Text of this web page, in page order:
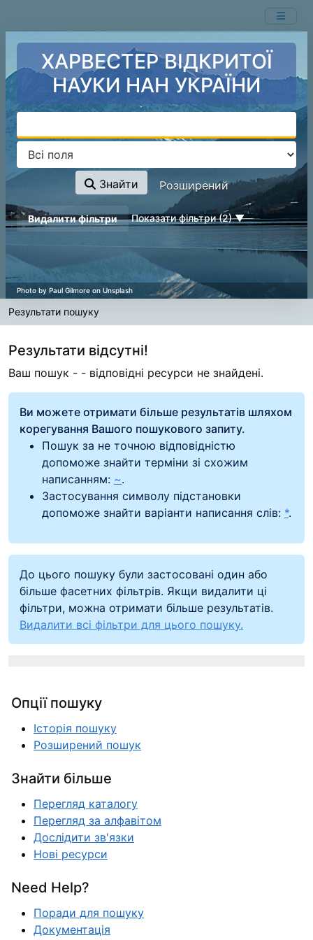
ХАРВЕСТЕР ВІДКРИТОЇ
НАУКИ НАН УКРАЇНИ
Знайти Розширений
page_reload_on_deselect_hint
Видалити фільтри Показати фільтри (2)
Результати пошуку
Результати відсутні!
Ваш пошук - - відповідні ресурси не знайдені.
Ви можете отримати більше результатів шляхом
корегування Вашого пошукового запиту.
Пошук за не точною відповідністю
допоможе знайти терміни зі схожим
написанням: ~.
Застосування символу підстановки
допоможе знайти варіанти написання слів: *.
До цього пошуку були застосовані один або
більше фасетних фільтрів. Якщи видалити ці
фільтри, можна отримати більше результатів.
Видалити всі фільтри для цього пошуку.
Опції пошуку
Історія пошуку
Розширений пошук
Знайти більше
Перегляд каталогу
Перегляд за алфавітом
Дослідити зв'язки
Нові ресурси
Need Help?
Поради для пошуку
Документація